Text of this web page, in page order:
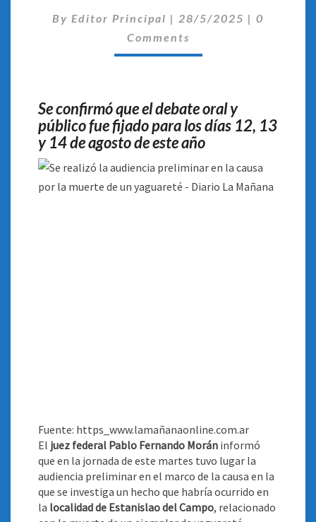
LA
CAUSA
UN
YAGUARETÉ
By Editor Principal | 28/5/2025 | 0
Comments
Se confirmó que el debate oral y
público fue fijado para los días 12, 13
y 14 de agosto de este año
Fuente: https_www.lamañanaonline.com.ar
El juez federal Pablo Fernando Morán informó
que en la jornada de este martes tuvo lugar la
audiencia preliminar en el marco de la causa en la
que se investiga un hecho que habría ocurrido en
la localidad de Estanislao del Campo, relacionado